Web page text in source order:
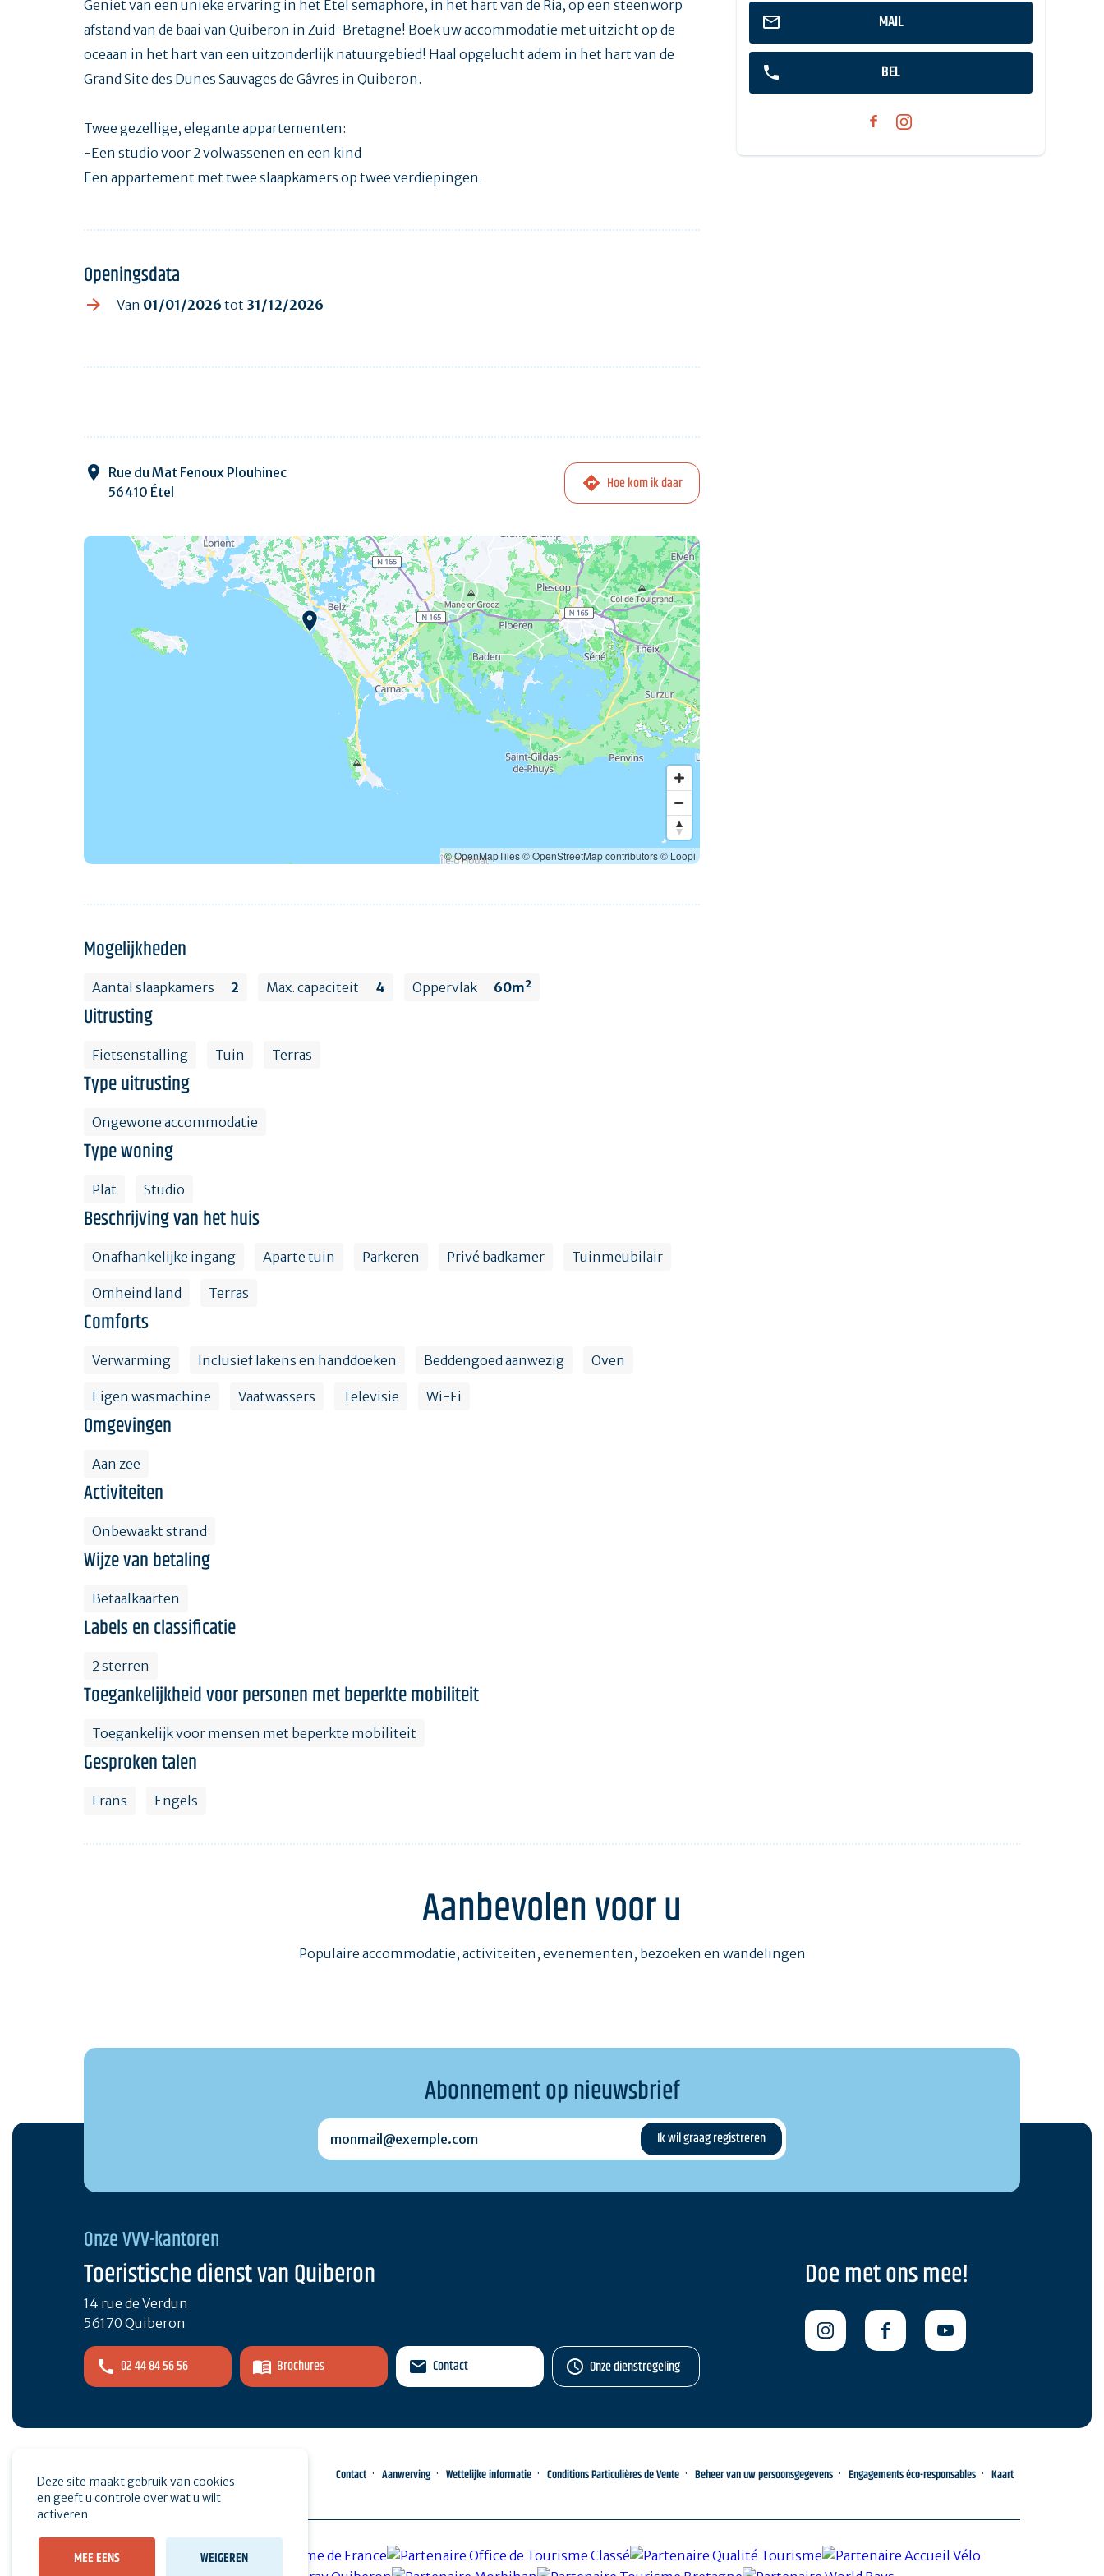
MAIL
BEL
Geniet van een unieke ervaring in het Étel semaphore, in het hart van de Ria, op een steenworp
afstand van de baai van Quiberon in Zuid-Bretagne! Boek uw accommodatie met uitzicht op de
oceaan in het hart van een uitzonderlijk natuurgebied! Haal opgelucht adem in het hart van de
Grand Site des Dunes Sauvages de Gâvres in Quiberon.
Twee gezellige, elegante appartementen:
-Een studio voor 2 volwassenen en een kind
Een appartement met twee slaapkamers op twee verdiepingen.
Openingsdata
Van 01/01/2026 tot 31/12/2026
Rue du Mat Fenoux Plouhinec
56410 Étel
Hoe kom ik daar
© OpenMapTiles© OpenStreetMap contributors© Loopi
Mogelijkheden
Aantal slaapkamers 2 Max. capaciteit 4 Oppervlak 60m²
Uitrusting
Fietsenstalling Tuin Terras
Type uitrusting
Ongewone accommodatie
Type woning
Plat Studio
Beschrijving van het huis
Onafhankelijke ingang Aparte tuin Parkeren Privé badkamer Tuinmeubilair
Omheind land Terras
Comforts
Verwarming Inclusief lakens en handdoeken Beddengoed aanwezig Oven
Eigen wasmachine Vaatwassers Televisie Wi-Fi
Omgevingen
Aan zee
Activiteiten
Onbewaakt strand
Wijze van betaling
Betaalkaarten
Labels en classificatie
2 sterren
Toegankelijkheid voor personen met beperkte mobiliteit
Toegankelijk voor mensen met beperkte mobiliteit
Gesproken talen
Frans Engels
Aanbevolen voor u
Populaire accommodatie, activiteiten, evenementen, bezoeken en wandelingen
Abonnement op nieuwsbrief
monmail@exemple.com
Onze VVV-kantoren
Toeristische dienst van Quiberon
14 rue de Verdun
56170 Quiberon
02 44 84 56 56 Brochures Contact Onze dienstregeling
Doe met ons mee!
Espace pro Druk op Contact Aanwerving Wettelijke informatie Conditions Particulières de Vente Beheer van uw persoonsgegevens Engagements éco-responsables Kaart
Deze site maakt gebruik van cookies
en geeft u controle over wat u wilt
activeren
MEE EENS WEIGEREN